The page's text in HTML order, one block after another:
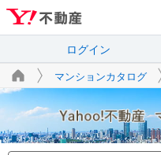
ログイン
マンションカタログ